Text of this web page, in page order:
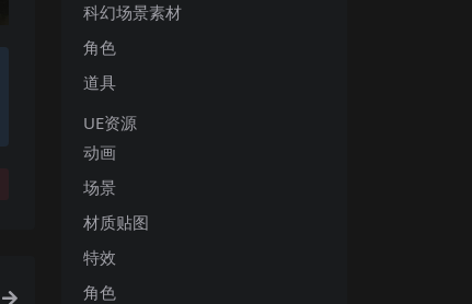
科幻场景素材
角色
道具
UE资源
动画
场景
材质贴图
特效
角色